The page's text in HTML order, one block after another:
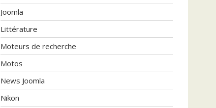
Joomla
Littérature
Moteurs de recherche
Motos
News Joomla
Nikon